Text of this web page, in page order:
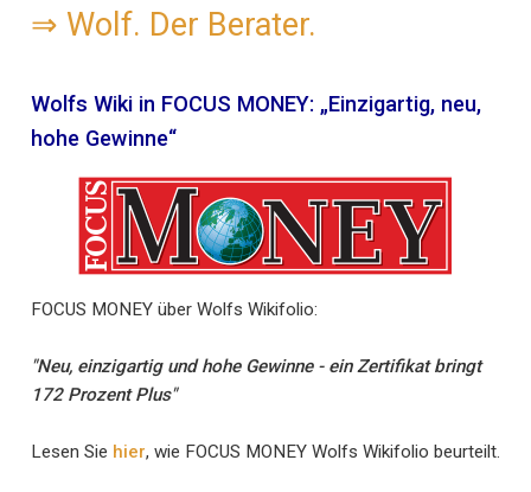
⇒ Wolf. Der Berater.
Wolfs Wiki in FOCUS MONEY: „Einzigartig, neu,
hohe Gewinne“
FOCUS MONEY über Wolfs Wikifolio:
"Neu, einzigartig und hohe Gewinne - ein Zertifikat bringt
172 Prozent Plus"
Lesen Sie hier, wie FOCUS MONEY Wolfs Wikifolio beurteilt.